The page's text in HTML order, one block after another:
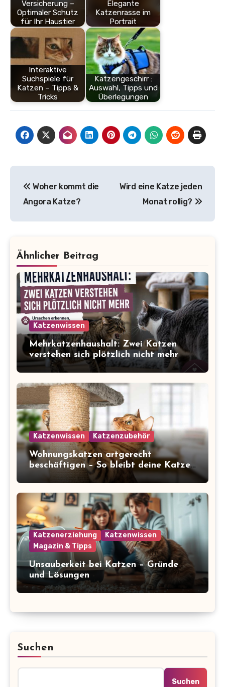
Versicherung –
Optimaler Schutz
für Ihr Haustier
Elegante
Katzenrasse im
Portrait
Interaktive
Suchspiele für
Katzen – Tipps &
Tricks
Katzengeschirr :
Auswahl, Tipps und
Überlegungen
Woher kommt die
Angora Katze?
Wird eine Katze jeden
Monat rollig?
Ähnlicher Beitrag
Katzenwissen
Mehrkatzenhaushalt: Zwei Katzen
verstehen sich plötzlich nicht mehr
Katzenwissen Katzenzubehör
Wohnungskatzen artgerecht
beschäftigen – So bleibt deine Katze
glücklich und gesund
Katzenerziehung
Katzenwissen
Magazin & Tipps
Unsauberkeit bei Katzen – Gründe
und Lösungen
Suchen
Suchen